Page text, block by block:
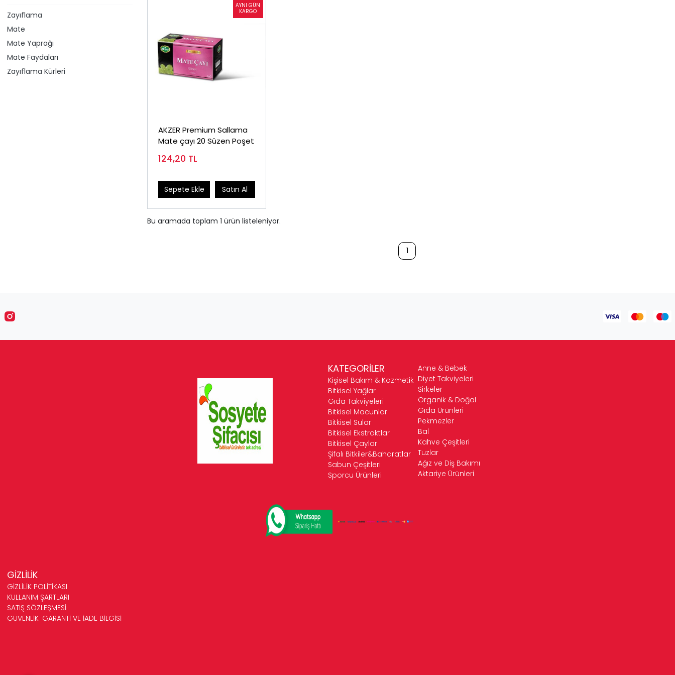
Zayıflama
Mate
Mate Yaprağı
Mate Faydaları
Zayıflama Kürleri
AKZER Premium Sallama
Mate çayı 20 Süzen Poşet
124,20 TL
Sepete Ekle Satın Al
Bu aramada toplam 1 ürün listeleniyor.
1
KATEGORİLER
Kişisel Bakım & Kozmetik
Bitkisel Yağlar
Gıda Takviyeleri
Bitkisel Macunlar
Bitkisel Sular
Bitkisel Ekstraktlar
Bitkisel Çaylar
Şifalı Bitkiler&Baharatlar
Sabun Çeşitleri
Sporcu Ürünleri
Anne & Bebek
Diyet Takviyeleri
Sirkeler
Organik & Doğal
Gıda Ürünleri
Pekmezler
Bal
Kahve Çeşitleri
Tuzlar
Ağız ve Diş Bakımı
Aktariye Ürünleri
GİZLİLİK
GİZLİLİK POLİTİKASI
KULLANIM ŞARTLARI
SATIŞ SÖZLEŞMESİ
GÜVENLİK-GARANTİ VE İADE BİLGİSİ